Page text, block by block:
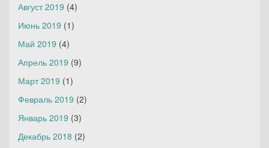
Август 2019 (4)
Июнь 2019 (1)
Май 2019 (4)
Апрель 2019 (9)
Март 2019 (1)
Февраль 2019 (2)
Январь 2019 (3)
Декабрь 2018 (2)